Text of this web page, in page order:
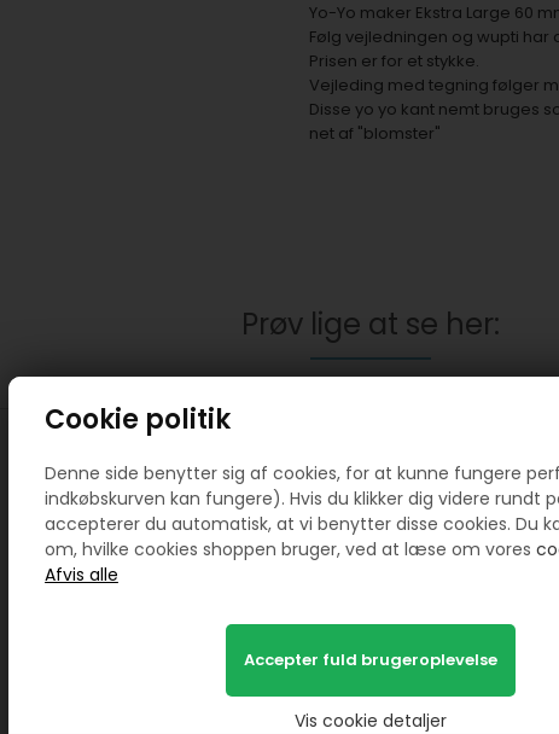
Cookie politik
Denne side benytter sig af cookies, for at kunne fungere
indkøbskurven kan fungere). Hvis du klikker dig videre rundt
accepterer du automatisk, at vi benytter disse cookies. Du
om, hvilke cookies shoppen bruger, ved at læse om vores
Vis cookie detaljer
Yo-Yo maker Ekstra Large 60
Følg vejledningen og wupti
Prisen er for et stykke.
Vejleding med tegning følger
Disse yo yo kant nemt bruges
net af "blomster"
Prøv lige at se her:
Snøreringe 5 mm med værktøj sort
10 stk jersey